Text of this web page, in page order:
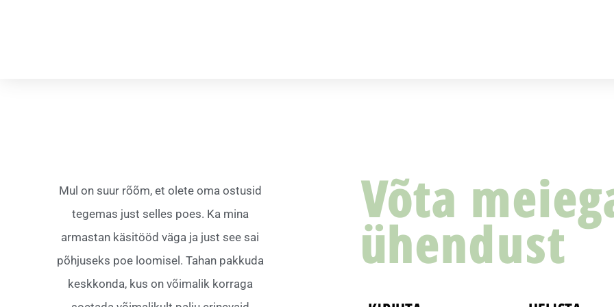
Mul on suur rõõm, et olete oma ostusid
tegemas just selles poes. Ka mina
armastan käsitööd väga ja just see sai
põhjuseks poe loomisel. Tahan pakkuda
keskkonda, kus on võimalik korraga
Võta
ühendust